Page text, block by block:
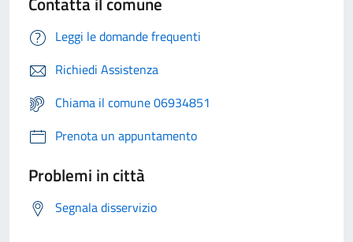
Leggi le domande frequenti
Richiedi Assistenza
Chiama il comune 06934851
Prenota un appuntamento
Problemi in città
Segnala disservizio